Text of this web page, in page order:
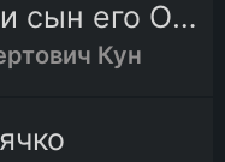
Агамемнон и сын его Орест
Кун